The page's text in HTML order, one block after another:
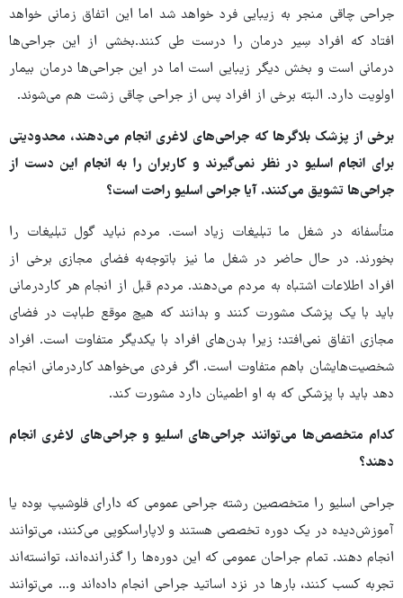
جراحی چاقی منجر به زیبایی فرد خواهد شد اما این اتفاق زمانی خواهد
افتاد که افراد سِیر درمان را درست طی کنند.بخشی از این جراحی‌ها
درمانی است و بخش دیگر زیبایی است اما در این جراحی‌ها درمان بیمار
اولویت دارد. البته برخی از افراد پس از جراحی چاقی زشت هم می‌شوند.
برخی از پزشک بلاگرها که جراحی‌های لاغری انجام می‌دهند، محدودیتی
برای انجام اسلیو در نظر نمی‌گیرند و کاربران را به انجام این دست از
جراحی‌ها تشویق می‌کنند. آیا جراحی اسلیو راحت است؟
متأسفانه در شغل ما تبلیغات زیاد است. مردم نباید گول تبلیغات را
بخورند. در حال حاضر در شغل ما نیز باتوجه‌به فضای مجازی برخی از
افراد اطلاعات اشتباه به مردم می‌دهند. مردم قبل از انجام هر کاردرمانی
باید با یک پزشک مشورت کنند و بدانند که هیچ موقع طبابت در فضای
مجازی اتفاق نمی‌افتد؛ زیرا بدن‌های افراد با یکدیگر متفاوت است. افراد
شخصیت‌هایشان باهم متفاوت است. اگر فردی می‌خواهد کاردرمانی انجام
دهد باید با پزشکی که به او اطمینان دارد مشورت کند.
کدام متخصص‌ها می‌توانند جراحی‌های اسلیو و جراحی‌های لاغری انجام
دهند؟
جراحی اسلیو را متخصصین رشته جراحی عمومی که دارای فلوشیپ بوده یا
آموزش‌دیده در یک دوره تخصصی هستند و لاپاراسکوپی می‌کنند، می‌توانند
انجام دهند. تمام جراحان عمومی که این دوره‌ها را گذرانده‌اند، توانسته‌اند
تجربه کسب کنند، بارها در نزد اساتید جراحی انجام داده‌اند و... می‌توانند